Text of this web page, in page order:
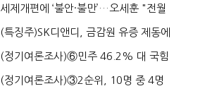
세제개편에 ‘불안·불만’…오세훈 "전월
세 구하기 더 ...
(특징주)SK디앤디, 금감원 유증 제동에
장 초반 상한가...
(정기여론조사)⑥민주 46.2% 대 국힘
31.0%…오차범위 밖 ...
(정기여론조사)③2순위, 10명 중 4명